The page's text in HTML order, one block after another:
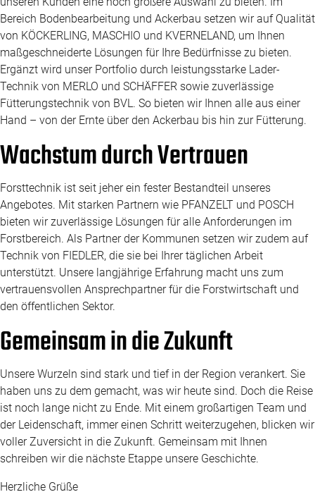
Bereich Bodenbearbeitung und Ackerbau setzen wir auf Qualität
von KÖCKERLING, MASCHIO und KVERNELAND, um Ihnen
maßgeschneiderte Lösungen für Ihre Bedürfnisse zu bieten.
Ergänzt wird unser Portfolio durch leistungsstarke Lader-
Technik von MERLO und SCHÄFFER sowie zuverlässige
Fütterungstechnik von BVL. So bieten wir Ihnen alle aus einer
Hand – von der Ernte über den Ackerbau bis hin zur Fütterung.
Wachstum durch Vertrauen
Forsttechnik ist seit jeher ein fester Bestandteil unseres
Angebotes. Mit starken Partnern wie PFANZELT und POSCH
bieten wir zuverlässige Lösungen für alle Anforderungen im
Forstbereich. Als Partner der Kommunen setzen wir zudem auf
Technik von FIEDLER, die sie bei Ihrer täglichen Arbeit
unterstützt. Unsere langjährige Erfahrung macht uns zum
vertrauensvollen Ansprechpartner für die Forstwirtschaft und
den öffentlichen Sektor.
Gemeinsam in die Zukunft
Unsere Wurzeln sind stark und tief in der Region verankert. Sie
haben uns zu dem gemacht, was wir heute sind. Doch die Reise
ist noch lange nicht zu Ende. Mit einem großartigen Team und
der Leidenschaft, immer einen Schritt weiterzugehen, blicken wir
voller Zuversicht in die Zukunft. Gemeinsam mit Ihnen
schreiben wir die nächste Etappe unsere Geschichte.
Herzliche Grüße